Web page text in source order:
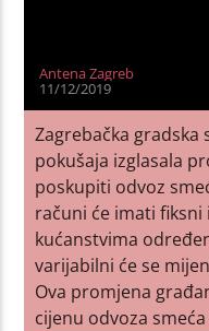
Antena Zagreb
11/12/2019
Zagrebačka gradska
pokušaja izglasala
poskupiti odvoz
računi će imati
kućanstvima
varijabilni će se
Ova promjena
cijenu odvoza